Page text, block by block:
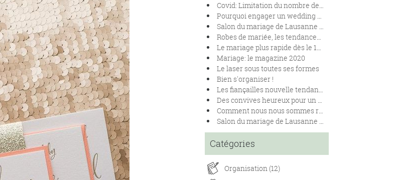
Covid: Limitation du nombre de personnes lors des mariages
Pourquoi engager un wedding planner pour son mariage ?
Salon du mariage de Lausanne 2020
Robes de mariée, les tendances 2020
Le mariage plus rapide dès le 1er janvier 2020.
Mariage: le magazine 2020
Le laser sous toutes ses formes
Bien s'organiser !
Les fiançailles nouvelle tendance
Des convives heureux pour un banquet réussi
Comment nous nous sommes rencontrés !
Salon du mariage de Lausanne 2019
Catégories
Organisation (12)